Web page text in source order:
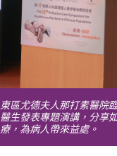
東區尤德夫人那打素醫院
醫生發表專題演講，分享
療，為病人帶來益處。